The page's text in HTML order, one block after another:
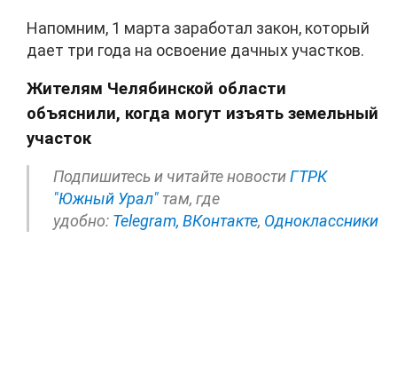
Напомним, 1 марта заработал закон, который
дает три года на освоение дачных участков.
Жителям Челябинской области
объяснили, когда могут изъять земельный
участок
Подпишитесь и читайте новостиГТРК
"Южный Урал" там, где
удобно: Telegram, ВКонтакте, Одноклассники